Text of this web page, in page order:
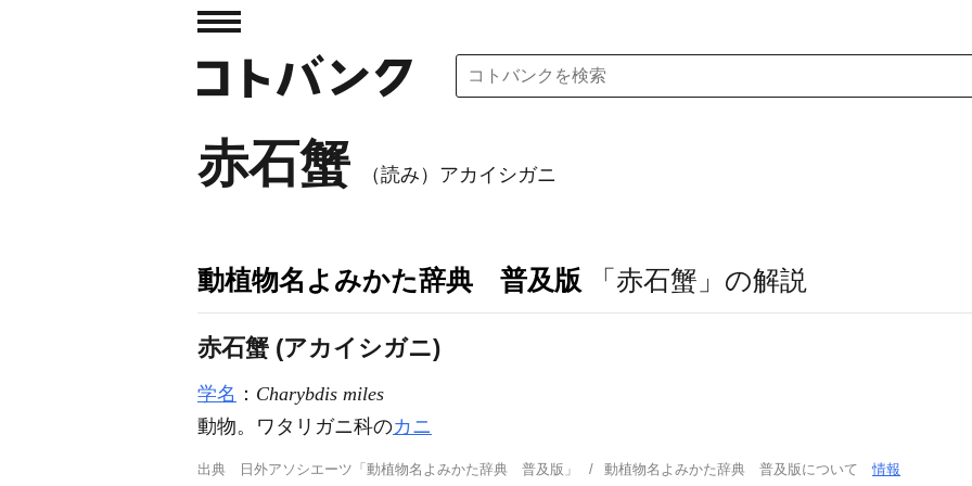
赤石蟹 （読み）アカイシガニ
動植物名よみかた辞典 普及版 「赤石蟹」の解説
赤石蟹 (アカイシガニ)
学名 ： Charybdis miles
動物。ワタリガニ科のカニ
出典 日外アソシエーツ「動植物名よみかた辞典 普及版」 動植物名よみかた辞典 普及版について情報